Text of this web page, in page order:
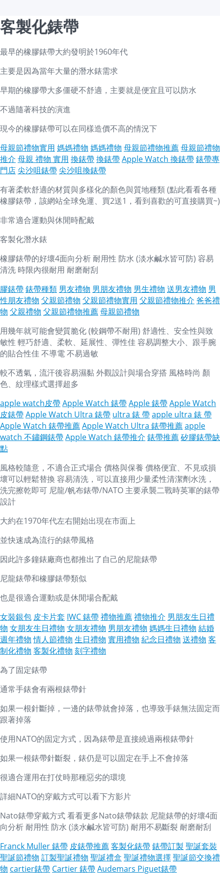
客製化錶帶
最早的橡膠錶帶大約發明於1960年代
主要是因為當年大量的潛水錶需求
早期的橡膠帶大多僵硬不舒適，主要就是便宜且可以防水
不過隨著科技的演進
現今的橡膠錶帶可以在同樣造價不高的情況下
母親節禮物實用 媽媽禮物 媽媽禮物 母親節禮物推薦母親節禮物
推介 母親 禮物 實用 換錶帶換錶帶Apple Watch 換錶帶錶帶專
門店 尖沙咀錶帶 尖沙咀換錶帶
有著柔軟舒適的材質與多樣化的顏色與質地種類 (點此看看各種
橡膠錶帶，該網站全球免運、買2送1，看到喜歡的可直接購買~)
非常適合運動與休閒時配戴
客製化潛水錶
橡膠錶帶的好壞4面向分析 耐用性 防水 (淡水鹹水皆可防) 容易
清洗 時限內很耐用 耐磨耐刮
膠錶帶錶帶種類 男友禮物 男朋友禮物 男生禮物 送男友禮物 男
性朋友禮物 父親節禮物 父親節禮物實用 父親節禮物推介 爸爸禮
物 父親禮物 父親節禮物推薦母親節禮物
用幾年就可能會變質脆化 (較鋼帶不耐用) 舒適性、安全性與致
敏性 輕巧舒適、柔軟、延展性、彈性佳 容易調整大小、跟手腕
的貼合性佳 不導電 不易過敏
較不透氣，流汗後容易濕黏 外觀設計與場合穿搭 風格時尚 顏
色、紋理樣式選擇超多
apple watch皮帶Apple Watch 錶帶Apple 錶帶Apple Watch
皮錶帶Apple Watch Ultra 錶帶 ultra 錶 帶apple ultra 錶 帶
Apple Watch 錶帶推薦Apple Watch Ultra 錶帶推薦apple
watch 不鏽鋼錶帶Apple Watch 錶帶推介 錶帶推薦矽膠錶帶缺
點
風格較隨意，不適合正式場合 價格與保養 價格便宜、不見或損
壞可以輕鬆替換 容易清洗，可以直接用少量柔性清潔劑水洗，
洗完擦乾即可 尼龍/帆布錶帶/NATO 主要承襲二戰時英軍的錶帶
設計
大約在1970年代左右開始出現在市面上
並快速成為流行的錶帶風格
因此許多鐘錶廠商也都推出了自己的尼龍錶帶
尼龍錶帶和橡膠錶帶類似
也是很適合運動或是休閒場合配戴
女裝銀包 皮卡片套 IWC 錶帶禮物推薦禮物推介 男朋友生日禮
物 女朋友生日禮物 女朋友禮物 男朋友禮物 媽媽生日禮物 結婚
週年禮物 情人節禮物 生日禮物 實用禮物 紀念日禮物 送禮物 客
制化禮物 客製化禮物 刻字禮物
為了固定錶帶
通常手錶會有兩根錶帶針
如果一根針斷掉，一邊的錶帶就會掉落，也導致手錶無法固定而
跟著掉落
使用NATO的固定方式，因為錶帶是直接繞過兩根錶帶針
如果一根錶帶針斷裂，錶仍是可以固定在手上不會掉落
很適合運用在打仗時那種惡劣的環境
詳細NATO的穿戴方式可以看下方影片
Nato錶帶穿戴方式 看看更多Nato錶帶錶款 尼龍錶帶的好壞4面
向分析 耐用性 防水 (淡水鹹水皆可防) 耐用不易斷裂 耐磨耐刮
Franck Muller 錶帶 皮錶帶推薦客製化錶帶錶帶訂製 聖誕套裝
聖誕節禮物 訂製聖誕禮物 聖誕禮盒 聖誕禮物選擇聖誕節交換禮
物 cartier錶帶 Cartier 錶帶Audemars Piguet錶帶